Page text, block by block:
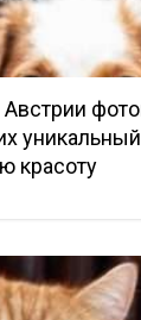
уникальный
красоту